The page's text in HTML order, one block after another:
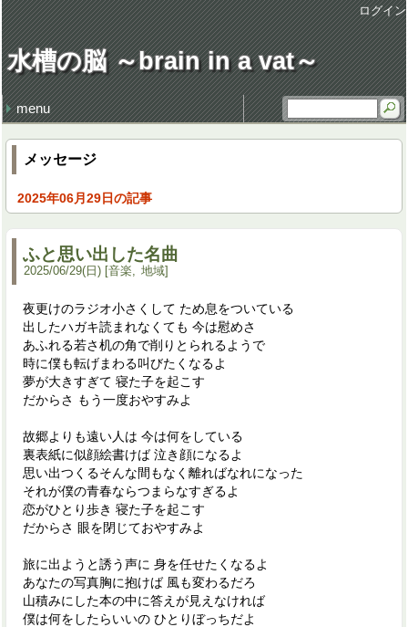
ログイン
水槽の脳 ～brain in a vat～
menu
最近の記事
損得勘定
地獄の行軍
earworm
休日飲み
3代目クラウン
最近のコメント
謹賀新年 system admin
タグ健康・病気 (106)
仕事 (35)
職場 (21)
意見 (9)
食 (59)
時事 (37)
交通 (14)
地域 (62)
映画 (23)
音楽 (35)
趣味 (36)
書籍 (4)
宇宙 (8)
家族 (45)
文化 (69)
その他 (20)
デザイン (8)
流行 (7)
住 (6)
レトロ (27)
技術 (22)
言葉 (9)
季節 (19)
行事 (20)
生活 (39)
天気・気象 (12)
酒 (14)
精神 (46)
自然 (8)
モノ・道具 (8)
歴史 (15)
政治 (4)
旅行 (31)
文学 (1)
植物 (3)
スポーツ (6)
思い出 (2)
メッセージ
2025年06月29日の記事
ふと思い出した名曲
2025/06/29(日) 音楽 地域
夜更けのラジオ小さくして ため息をついている
出したハガキ読まれなくても 今は慰めさ
あふれる若さ机の角で削りとられるようで
時に僕も転げまわる叫びたくなるよ
夢が大きすぎて 寝た子を起こす
だからさ もう一度おやすみよ
故郷よりも遠い人は 今は何をしている
裏表紙に似顔絵書けば 泣き顔になるよ
思い出つくるそんな間もなく離ればなれになった
それが僕の青春ならつまらなすぎるよ
恋がひとり歩き 寝た子を起こす
だからさ 眼を閉じておやすみよ
旅に出ようと誘う声に 身を任せたくなるよ
あなたの写真胸に抱けば 風も変わるだろ
山積みにした本の中に答えが見えなければ
僕は何をしたらいいの ひとりぼっちだよ